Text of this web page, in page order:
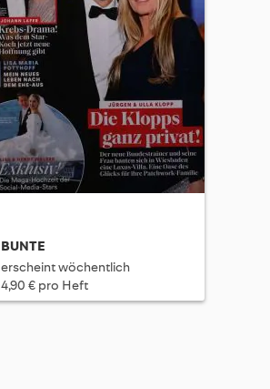
BUNTE
erscheint wöchentlich
4,90 € pro Heft